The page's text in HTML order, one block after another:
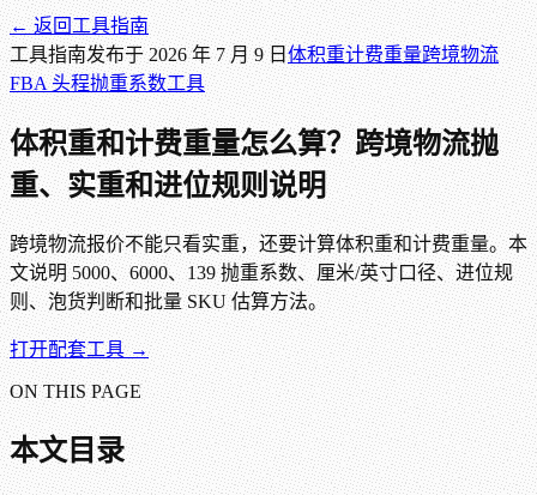
← 返回工具指南
工具指南发布于2026 年 7 月 9 日体积重计费重量跨境物流
FBA 头程抛重系数工具
体积重和计费重量怎么算？跨境物流抛
重、实重和进位规则说明
跨境物流报价不能只看实重，还要计算体积重和计费重量。本
文说明 5000、6000、139 抛重系数、厘米/英寸口径、进位规
则、泡货判断和批量 SKU 估算方法。
打开配套工具 →
ON THIS PAGE
本文目录